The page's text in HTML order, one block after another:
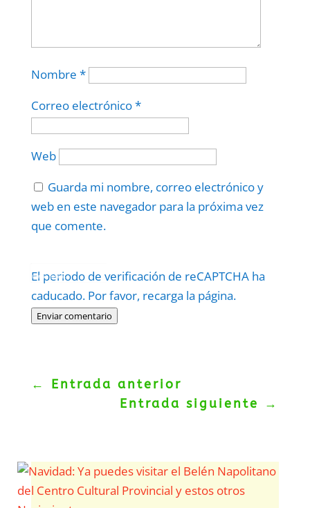
Nombre *
Correo electrónico*
Web
Guarda mi nombre, correo electrónico y
web en este navegador para la próxima vez
que comente.
El periodo de verificación de reCAPTCHA ha
caducado. Por favor, recarga la página.
Enviar comentario
Politica–Términos.
← Entrada anterior
Entrada siguiente
→